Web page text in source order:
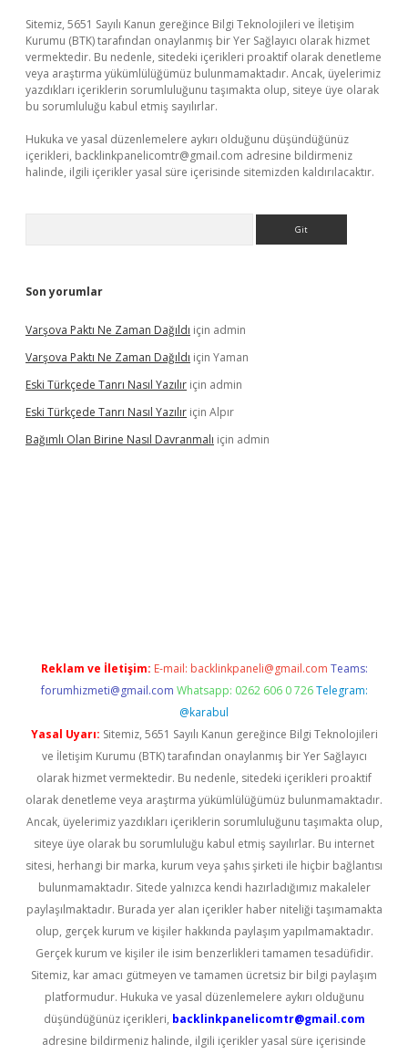
Sitemiz, 5651 Sayılı Kanun gereğince Bilgi Teknolojileri ve İletişim
Kurumu (BTK) tarafından onaylanmış bir Yer Sağlayıcı olarak hizmet
vermektedir. Bu nedenle, sitedeki içerikleri proaktif olarak denetleme
veya araştırma yükümlülüğümüz bulunmamaktadır. Ancak, üyelerimiz
yazdıkları içeriklerin sorumluluğunu taşımakta olup, siteye üye olarak
bu sorumluluğu kabul etmiş sayılırlar.
Hukuka ve yasal düzenlemelere aykırı olduğunu düşündüğünüz
içerikleri, backlinkpanelicomtr@gmail.com adresine bildirmeniz
halinde, ilgili içerikler yasal süre içerisinde sitemizden kaldırılacaktır.
Son yorumlar
Varşova Paktı Ne Zaman Dağıldı için admin
Varşova Paktı Ne Zaman Dağıldı için Yaman
Eski Türkçede Tanrı Nasıl Yazılır için admin
Eski Türkçede Tanrı Nasıl Yazılır için Alpır
Bağımlı Olan Birine Nasıl Davranmalı için admin
Reklam ve İletişim: E-mail: backlinkpaneli@gmail.com Teams:
forumhizmeti@gmail.com Whatsapp: 0262 606 0 726 Telegram:
@karabul
Yasal Uyarı: Sitemiz, 5651 Sayılı Kanun gereğince Bilgi Teknolojileri
ve İletişim Kurumu (BTK) tarafından onaylanmış bir Yer Sağlayıcı
olarak hizmet vermektedir. Bu nedenle, sitedeki içerikleri proaktif
olarak denetleme veya araştırma yükümlülüğümüz bulunmamaktadır.
Ancak, üyelerimiz yazdıkları içeriklerin sorumluluğunu taşımakta olup,
siteye üye olarak bu sorumluluğu kabul etmiş sayılırlar. Bu internet
sitesi, herhangi bir marka, kurum veya şahıs şirketi ile hiçbir bağlantısı
bulunmamaktadır. Sitede yalnızca kendi hazırladığımız makaleler
paylaşılmaktadır. Burada yer alan içerikler haber niteliği taşımamakta
olup, gerçek kurum ve kişiler hakkında paylaşım yapılmamaktadır.
Gerçek kurum ve kişiler ile isim benzerlikleri tamamen tesadüfidir.
Sitemiz, kar amacı gütmeyen ve tamamen ücretsiz bir bilgi paylaşım
platformudur. Hukuka ve yasal düzenlemelere aykırı olduğunu
düşündüğünüz içerikleri, backlinkpanelicomtr@gmail.com
adresine bildirmeniz halinde, ilgili içerikler yasal süre içerisinde